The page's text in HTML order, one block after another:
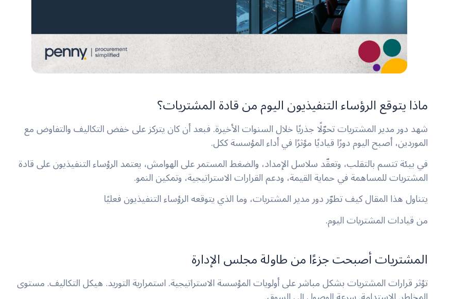
ماذا يتوقع الرؤساء التنفيذيون اليوم من قادة المشتريات؟
شهد دور مدير المشتريات تحوّلًا جذريًا خلال السنوات الأخيرة. فبعد أن كان يتركز على خفض التكاليف والتفاوض مع
الموردين، أصبح اليوم دورًا قياديًا مؤثرًا في أداء المؤسسة ككل.
في بيئة تتسم بالتقلب، وتعقّد سلاسل الإمداد، والضغط المستمر على الهوامش، يعتمد الرؤساء التنفيذيون على قادة
المشتريات للمساهمة في حماية القيمة، ودعم القرارات الاستراتيجية، وتمكين النمو.
يتناول هذا المقال كيف تطوّر دور مدير المشتريات، وما الذي يتوقعه الرؤساء التنفيذيون فعليًا
من قيادات المشتريات اليوم.
المشتريات أصبحت جزءًا من طاولة مجلس الإدارة
تؤثر قرارات المشتريات بشكل مباشر على أولويات المؤسسة الاستراتيجية. استمرارية التوريد. هيكل التكاليف. مستوى